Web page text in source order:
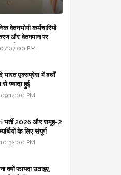
वेतनभोगी कर्मचारियों
और वेतनमान पर
स्पष्टीकरणPM
भारत एक्सप्रेस में बर्थों
ज्यादा हुई
PM
भर्ती 2026 और समूह-2
के लिए संपूर्ण
PM
क्यों फायदा उठाइए,